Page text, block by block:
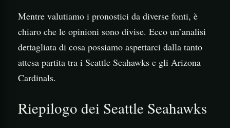
Mentre valutiamo i pronostici da diverse fonti, è
chiaro che le opinioni sono divise. Ecco un’analisi
dettagliata di cosa possiamo aspettarci dalla tanto
attesa partita tra i Seattle Seahawks e gli Arizona
Cardinals.
Riepilogo dei Seattle Seahawks